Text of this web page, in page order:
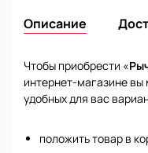
Описание
Чтобы приобрести «
интернет-магазине
удобных для вас
положить товар в